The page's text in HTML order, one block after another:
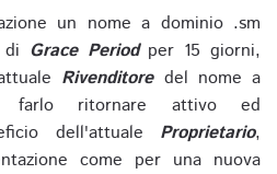
un nome a dominio .sm
Grace Periodper 15 giorni,
Rivenditoredel nome a
farlo ritornare attivo ed
dell'attuale Proprietario,
come per una nuova